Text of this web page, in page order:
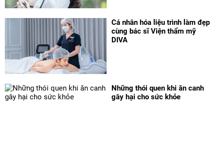
Cá nhân hóa liệu trình làm đẹp
cùng bác sĩ Viện thẩm mỹ
DIVA
Những thói quen khi ăn canh
gây hại cho sức khỏe